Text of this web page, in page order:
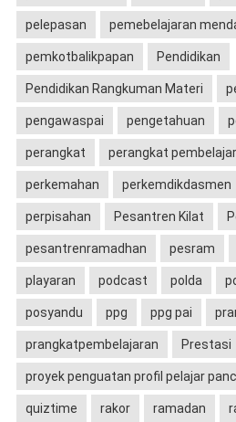
pelepasan pemebelajaran
pemkotbalikpapan Pendidikan
Pendidikan Rangkuman Materi
pengawaspai pengetahuan
perangkat perangkat
perkemahan perkemdikdasmen
perpisahan Pesantren Kilat
pesantrenramadhan pesram
playaran podcast polda
posyandu ppg ppg pai
prangkatpembelajaran Prestasi
proyek penguatan profil pelajar
quiztime rakor ramadan